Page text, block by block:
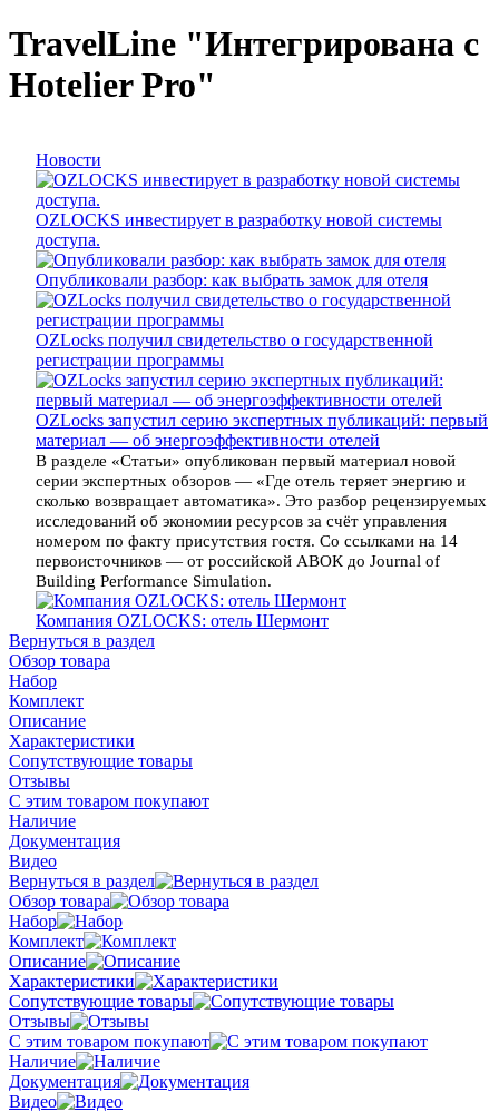
TravelLine "Интегрирована с
Hotelier Pro"
Новости
OZLOCKS инвестирует в разработку новой системы
доступа.
Опубликовали разбор: как выбрать замок для отеля
OZLocks получил свидетельство о государственной
регистрации программы
OZLocks запустил серию экспертных публикаций: первый
материал — об энергоэффективности отелей
В разделе «Статьи» опубликован первый материал новой
серии экспертных обзоров — «Где отель теряет энергию и
сколько возвращает автоматика». Это разбор рецензируемых
исследований об экономии ресурсов за счёт управления
номером по факту присутствия гостя. Со ссылками на 14
первоисточников — от российской АВОК до Journal of
Building Performance Simulation.
Компания OZLOCKS: отель Шермонт
Вернуться в раздел
Обзор товара
Набор
Комплект
Описание
Характеристики
Сопутствующие товары
Отзывы
С этим товаром покупают
Наличие
Документация
Видео
Вернуться в раздел
Обзор товара
Набор
Комплект
Описание
Характеристики
Сопутствующие товары
Отзывы
С этим товаром покупают
Наличие
Документация
Видео